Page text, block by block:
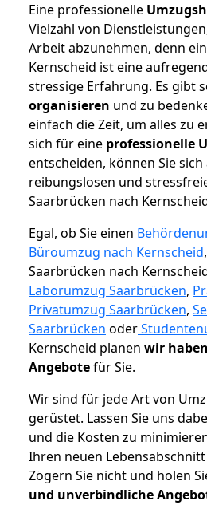
Eine professionelle
Vielzahl von
Arbeit abzunehmen, denn
Kernscheid ist eine
stressige Erfahrung. Es gibt
organisieren und zu
einfach die Zeit, um alles zu
sich für eine professionelle
entscheiden, können Sie
reibungslosen und
Saarbrücken nach
Egal, ob Sie einen
Büroumzug nach Kernscheid,
Saarbrücken nach
Laborumzug Saarbrücken,
Privatumzug Saarbrücken,
Saarbrücken oder
Kernscheid planen wir
Angebotefür Sie.
Wir sind für jede Art von
gerüstet. Lassen Sie uns
und die Kosten zu
Ihren neuen
Zögern Sie nicht und holen
und unverbindliche